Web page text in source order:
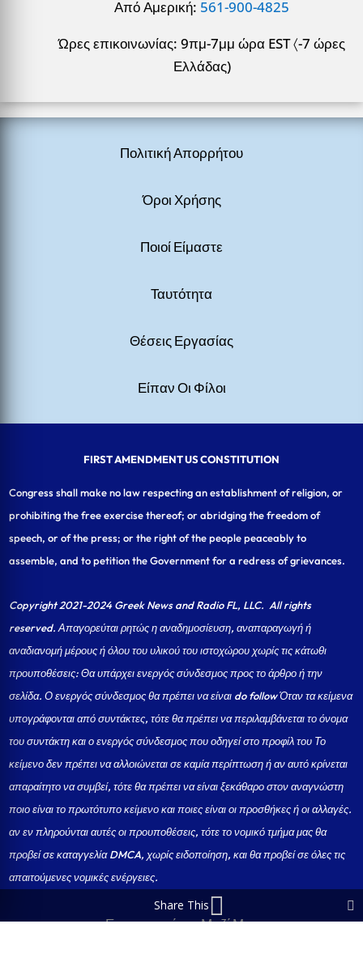
Από Αμερική: 561-900-4825
Ώρες επικοινωνίας: 9πμ-7μμ ώρα EST 〈-7 ώρες
Ελλάδας)
Πολιτική Απορρήτου
Όροι Χρήσης
Ποιοί Είμαστε
Ταυτότητα
Θέσεις Εργασίας
Είπαν Οι Φίλοι
FIRST AMENDMENT US CONSTITUTION
Congress shall make no law respecting an establishment of religion, or
prohibiting the free exercise thereof; or abridging the freedom of
speech, or of the press; or the right of the people peaceably to
assemble, and to petition the Government for a redress of grievances.
Copyright 2021-2024 Greek News and Radio FL, LLC. All rights
reserved. Απαγορεύται ρητώς η αναδημοσίευση, αναπαραγωγή ή
αναδιανομή μέρους ή όλου του υλικού του ιστοχώρου χωρίς τις κάτωθι
προυποθέσεις: Θα υπάρχει ενεργός σύνδεσμος προς το άρθρο ή την
σελίδα.Ο ενεργός σύνδεσμος θα πρέπει να είναι do follow Όταν τα κείμενα
υπογράφονται από συντάκτες, τότε θα πρέπει να περιλαμβάνεται το όνομα
του συντάκτη και ο ενεργός σύνδεσμος που οδηγεί στο προφίλ του Το
κείμενο δεν πρέπει να αλλοιώνεται σε καμία περίπτωση ή αν αυτό κρίνεται
απαραίτητο να συμβεί, τότε θα πρέπει να είναι ξεκάθαρο στον αναγνώστη
ποιο είναι το πρωτότυπο κείμενο και ποιες είναι οι προσθήκες ή οι αλλαγές.
αν εν πληρούνται αυτές οι προυποθέσεις, τότε το νομικό τμήμα μας θα
προβεί σε καταγγελία DMCA, χωρίς ειδοποίηση, και θα προβεί σε όλες τις
απαιτούμενες νομικές ενέργειες.
Επικοινωνήστε Μαζί Μας
Share This